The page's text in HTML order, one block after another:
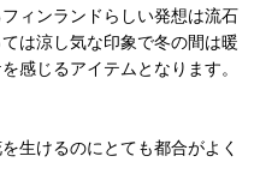
ィンランドらしい発想は流石
は涼し気な印象で冬の間は暖
感じるアイテムとなります。
生けるのにとても都合がよく